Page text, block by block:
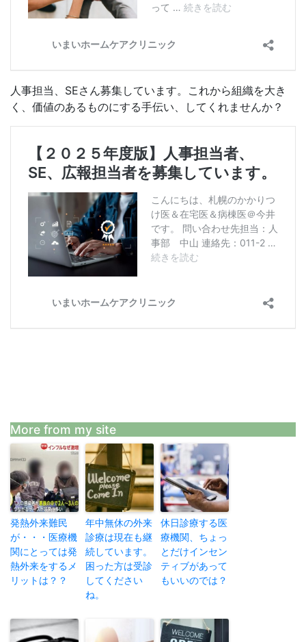
人事担当、SEさん募集しています。これから組織を大き
く、価値のあるものにする手伝い、してくれませんか？
More from my site
発熱外来難民
が・・・医療機
関にとっては発
熱外来をするメ
リットは？？
年中無休の外来
診療は現在も継
続しています。
困った方は受診
してください
ね。
休日診療する医
療機関、ちょっ
とだけインセン
ティブがあって
もいいのでは？